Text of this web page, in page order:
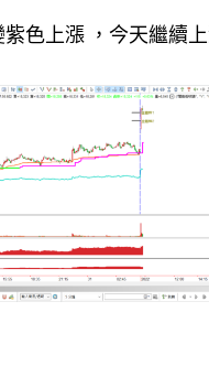
色上漲 ，今天繼續